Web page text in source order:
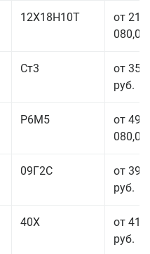
12Х18Н10Т
от 210
080,00
Ст3
от 35
руб.
Р6М5
от 499
080,00
09Г2С
от 39
руб.
40Х
от 41
руб.